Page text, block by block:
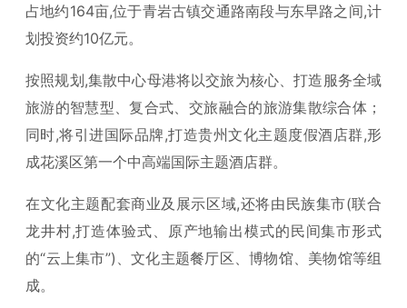
占地约164亩,位于青岩古镇交通路南段与东早路之间,计
划投资约10亿元。
按照规划,集散中心母港将以交旅为核心、打造服务全域
旅游的智慧型、复合式、交旅融合的旅游集散综合体；
同时,将引进国际品牌,打造贵州文化主题度假酒店群,形
成花溪区第一个中高端国际主题酒店群。
在文化主题配套商业及展示区域,还将由民族集市(联合
龙井村,打造体验式、原产地输出模式的民间集市形式
的“云上集市”)、文化主题餐厅区、博物馆、美物馆等组
成。